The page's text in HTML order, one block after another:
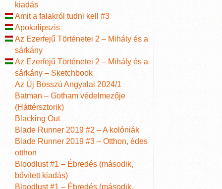
kiadás
Amit a falakról tudni kell #3
Apokalipszis
Az Ezerfejű Történetei 2 – Mihály és a
sárkány
Az Ezerfejű Történetei 2 – Mihály és a
sárkány – Sketchbook
Az Új Bosszú Angyalai 2024/1
Batman – Gotham védelmezője
(Háttérsztorik)
Blacking Out
Blade Runner 2019 #2 – A kolóniák
Blade Runner 2019 #3 – Otthon, édes
otthon
Bloodlust #1 – Ébredés (második,
bővített kiadás)
Bloodlust #1 – Ébredés (második,